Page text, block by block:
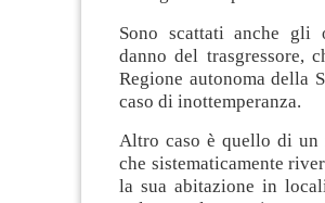
Sono scattati anche
danno del trasgressore,
Regione autonoma della
caso di inottemperanza.
Altro caso è quello di un
che sistematicamente
la sua abitazione in